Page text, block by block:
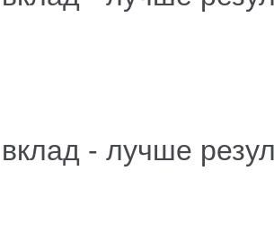
- лучше